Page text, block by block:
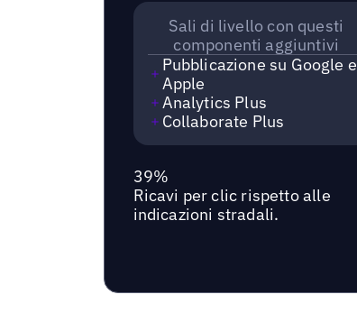
Sali di livello con questi
componenti aggiuntivi
Pubblicazione su Google e
Apple
Analytics Plus
Collaborate Plus
39%
Ricavi per clic rispetto alle
indicazioni stradali.